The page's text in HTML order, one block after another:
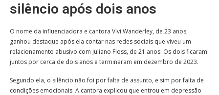
silêncio após dois anos
O nome da influenciadora e cantora Vivi Wanderley, de 23 anos,
ganhou destaque após ela contar nas redes sociais que viveu um
relacionamento abusivo com Juliano Floss, de 21 anos. Os dois ficaram
juntos por cerca de dois anos e terminaram em dezembro de 2023.
Segundo ela, o silêncio não foi por falta de assunto, e sim por falta de
condições emocionais. A cantora explicou que entrou em depressão